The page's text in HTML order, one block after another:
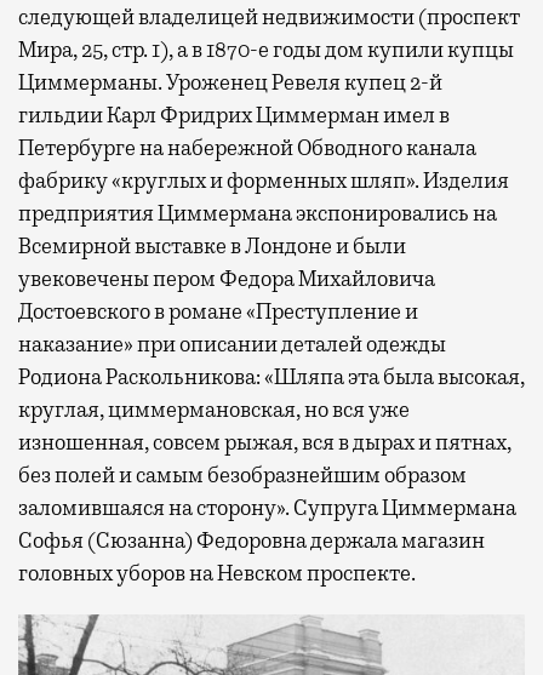
следующей владелицей недвижимости (проспект
Мира, 25, стр. 1), а в 1870-е годы дом купили купцы
Циммерманы. Уроженец Ревеля купец 2-й
гильдии Карл Фридрих Циммерман имел в
Петербурге на набережной Обводного канала
фабрику «круглых и форменных шляп». Изделия
предприятия Циммермана экспонировались на
Всемирной выставке в Лондоне и были
увековечены пером Федора Михайловича
Достоевского в романе «Преступление и
наказание» при описании деталей одежды
Родиона Раскольникова: «Шляпа эта была высокая,
круглая, циммермановская, но вся уже
изношенная, совсем рыжая, вся в дырах и пятнах,
без полей и самым безобразнейшим образом
заломившаяся на сторону». Супруга Циммермана
Софья (Сюзанна) Федоровна держала магазин
головных уборов на Невском проспекте.